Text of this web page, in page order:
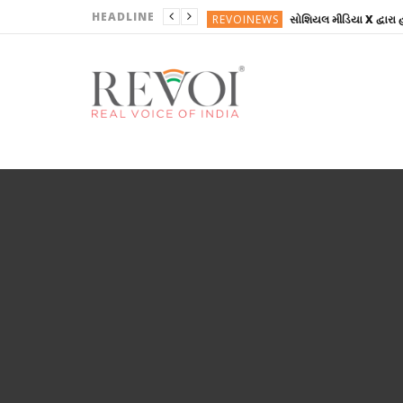
HEADLINE REVOINEWS
AGENCY NEWS
ગુજરાતી